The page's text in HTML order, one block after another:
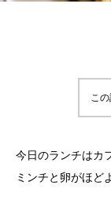
こ
今日のランチはカ
ミンチと卵がほど